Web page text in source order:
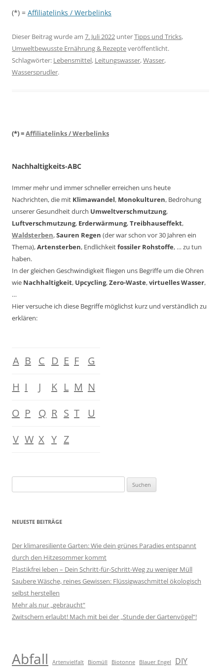
(*) = Affiliatelinks / Werbelinks
Dieser Beitrag wurde am 7. Juli 2022 unterTipps und Tricks,
Umweltbewusste Ernährung & Rezepteveröffentlicht.
Schlagwörter: Lebensmittel, Leitungswasser,Wasser,
Wassersprudler.
(*) =Affiliatelinks / Werbelinks
Nachhaltigkeits-ABC
Immer mehr und immer schneller erreichen uns heute
Nachrichten, die mit Klimawandel, Monokulturen, Bedrohung
unserer Gesundheit durch Umweltverschmutzung,
Luftverschmutzung, Erderwärmung,Treibhauseffekt,
Waldsterben,Sauren Regen (der war schon vor 30 Jahren ein
Thema),Artensterben, Endlichkeitfossiler Rohstoffe, … zu tun
haben.
In der gleichen Geschwindigkeit fliegen uns Begriffe um die Ohren
wie Nachhaltigkeit, Upcycling,Zero-Waste,virtuelles Wasser,
…
Hier versuche ich diese Begriffe möglichst kurz und verständlich zu
erklären:
A B C D E F
G
H I J K L M N
O P Q R S T
U
V W X Y Z
nach:
NEUESTE BEITRÄGE
Der klimaresiliente Garten: Wie dein grünes Paradies entspannt
durch den Hitzesommer kommt
Plastikfrei leben – Dein Schritt-für-Schritt-Weg zu weniger Müll
Saubere Wäsche, reines Gewissen: Flüssigwaschmittel ökologisch
selbst herstellen
Mehr als nur „gebraucht“
Zwitschern erlaubt! Mach mit bei der „Stunde der Gartenvögel“!
Abfall Artenvielfalt Biomüll Biotonne Blauer Engel
DIY